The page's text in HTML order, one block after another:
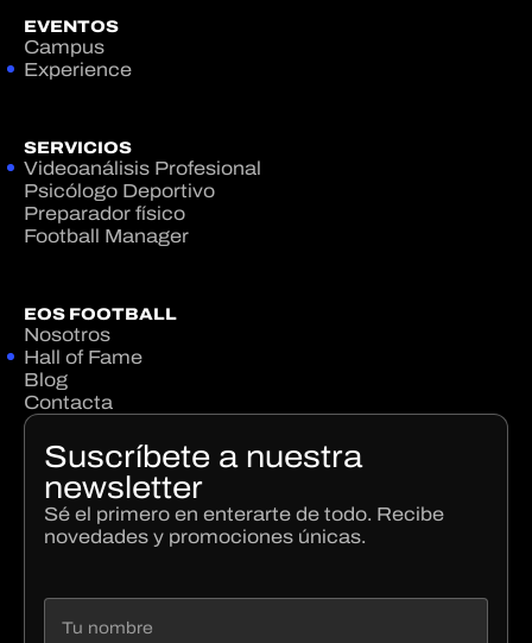
EVENTOS
Campus
Experience
SERVICIOS
Videoanálisis Profesional
Psicólogo Deportivo
Preparador físico
Football Manager
EOS FOOTBALL
Nosotros
Hall of Fame
Blog
Contacta
Suscríbete a nuestra
newsletter
Sé el primero en enterarte de todo. Recibe
novedades y promociones únicas.